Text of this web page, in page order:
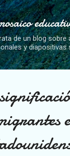
de un blog
y